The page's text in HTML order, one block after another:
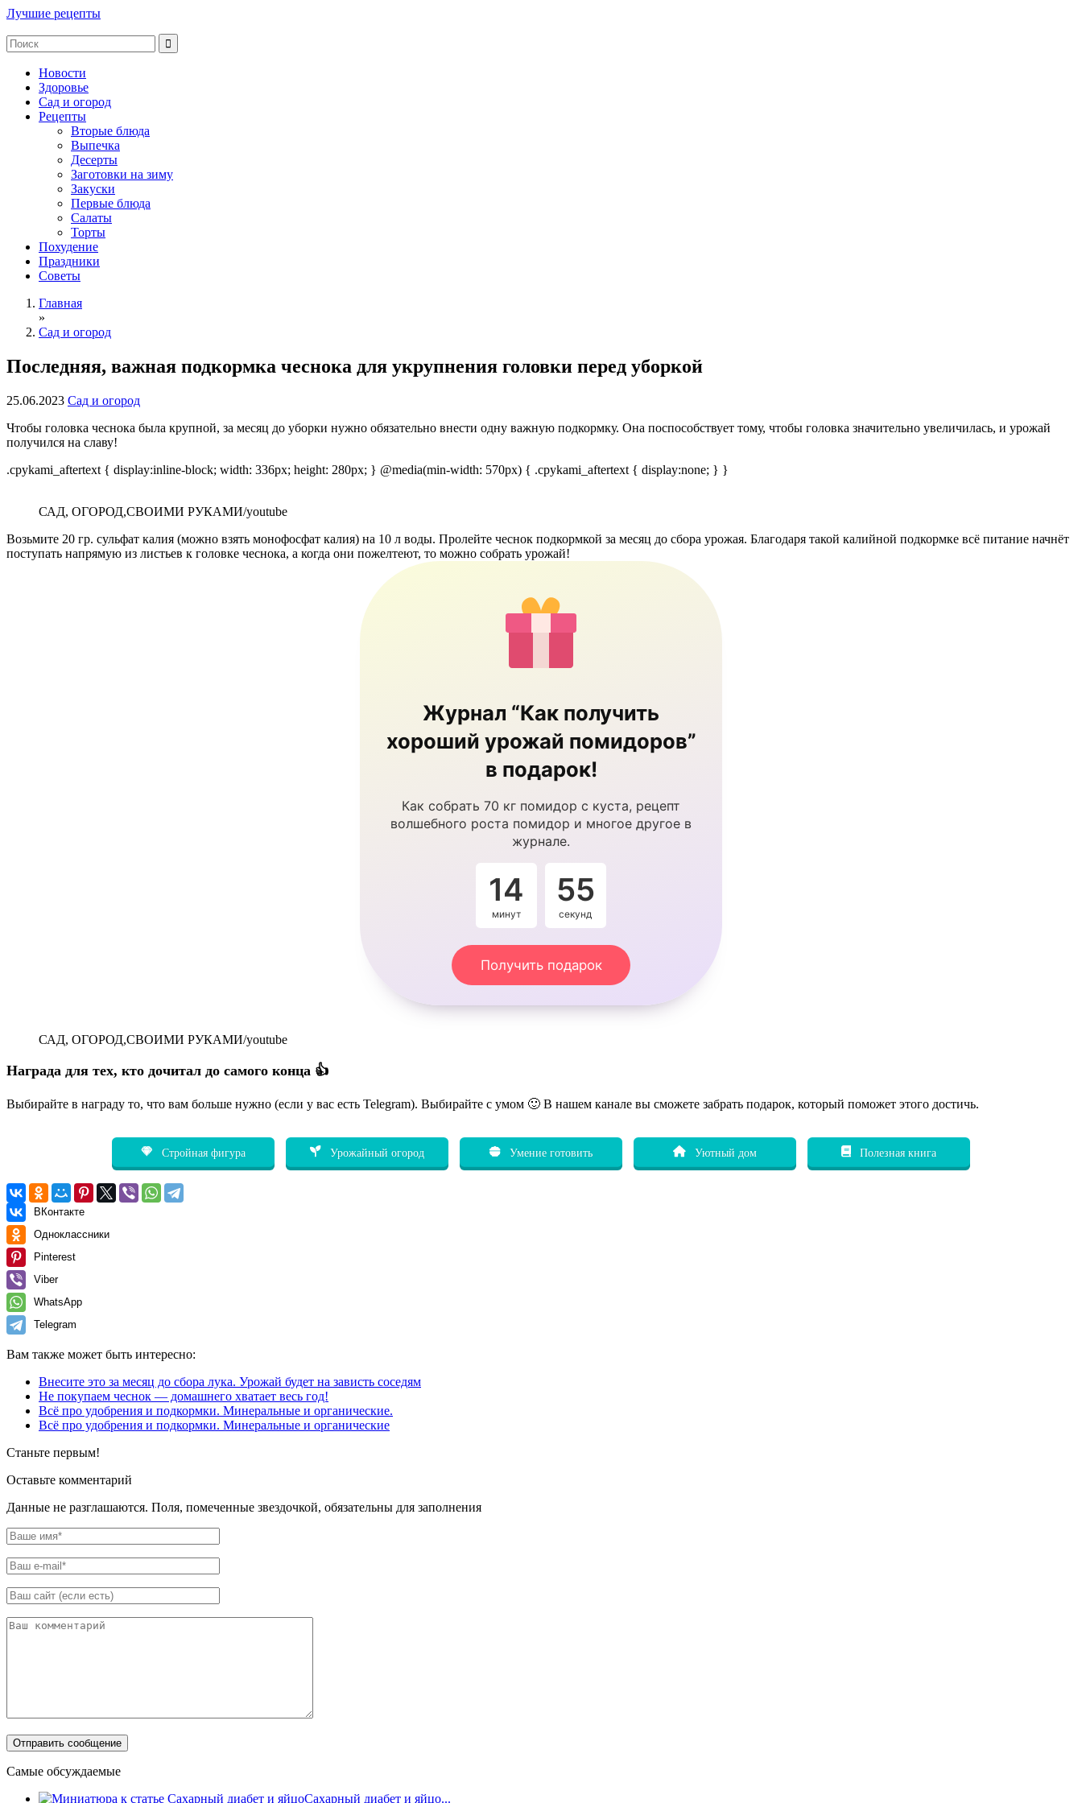
Лучшие рецепты
Новости
Здоровье
Сад и огород
Рецепты
Вторые блюда
Выпечка
Десерты
Заготовки на зиму
Закуски
Первые блюда
Салаты
Торты
Похудение
Праздники
Советы
Главная
»
Сад и огород
Последняя, важная подкормка чеснока для укрупнения головки перед уборкой
25.06.2023 Сад и огород
Чтобы головка чеснока была крупной, за месяц до уборки нужно обязательно внести одну важную подкормку. Она поспособствует тому, чтобы головка значительно увеличилась, и урожай
получился на славу!
.cpykami_aftertext { display:inline-block; width: 336px; height: 280px; } @media(min-width: 570px) { .cpykami_aftertext { display:none; } }
САД, ОГОРОД,СВОИМИ РУКАМИ/youtube
Возьмите 20 гр. сульфат калия (можно взять монофосфат калия) на 10 л воды. Пролейте чеснок подкормкой за месяц до сбора урожая. Благодаря такой калийной подкормке всё питание начнёт
поступать напрямую из листьев к головке чеснока, а когда они пожелтеют, то можно собрать урожай!
Журнал “Как получить
хороший урожай помидоров”
в подарок!
Как собрать 70 кг помидор с куста, рецепт
волшебного роста помидор и многое другое в
журнале.
14
минут
54
секунды
Получить подарок
САД, ОГОРОД,СВОИМИ РУКАМИ/youtube
Награда для тех, кто дочитал до самого конца 👍
Выбирайте в награду то, что вам больше нужно (если у вас есть Telegram). Выбирайте с умом 🙂 В нашем канале вы сможете забрать подарок, который поможет этого достичь.
Стройная фигура Урожайный огород Умение готовить Уютный дом Полезная книга
ВКонтакте
Одноклассники
Pinterest
Viber
WhatsApp
Telegram
Вам также может быть интересно:
Внесите это за месяц до сбора лука. Урожай будет на зависть соседям
Не покупаем чеснок — домашнего хватает весь год!
Всё про удобрения и подкормки. Минеральные и органические.
Всё про удобрения и подкормки. Минеральные и органические
Станьте первым!
Оставьте комментарий
Данные не разглашаются. Поля, помеченные звездочкой, обязательны для заполнения
Самые обсуждаемые
Сахарный диабет и яйцо...